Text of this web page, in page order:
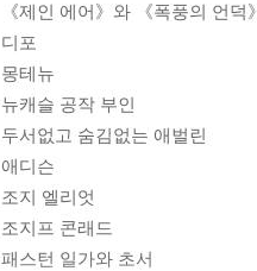
《제인 에어》와 《폭풍의 언덕》
디포
몽테뉴
뉴캐슬 공작 부인
두서없고 숨김없는 애벌린
애디슨
조지 엘리엇
조지프 콘래드
패스턴 일가와 초서